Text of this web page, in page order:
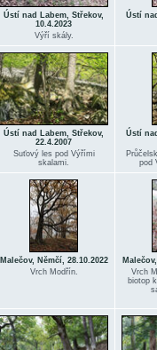
Ústí nad Labem, Střekov,
10.4.2023
Výří skály.
Ústí
Ústí nad Labem, Střekov,
22.4.2007
Suťový les pod Výřími
skalami.
Ústí
pod
Malečov, Němčí, 28.10.2022
Vrch Modřín.
Vrch
biotop